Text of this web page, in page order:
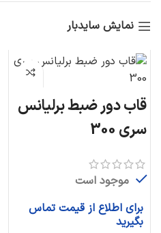
نمایش سایدبار
قاب دور ضبط برلیانس
سری 300
موجود است
برای اطلاع از قیمت تماس
بگیرید